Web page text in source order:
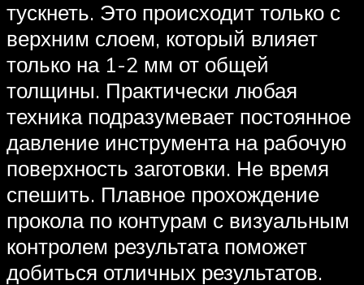
тускнеть. Это происходит только с
верхним слоем, который влияет
только на 1-2 мм от общей
толщины. Практически любая
техника подразумевает постоянное
давление инструмента на рабочую
поверхность заготовки. Не время
спешить. Плавное прохождение
прокола по контурам с визуальным
контролем результата поможет
добиться отличных результатов.